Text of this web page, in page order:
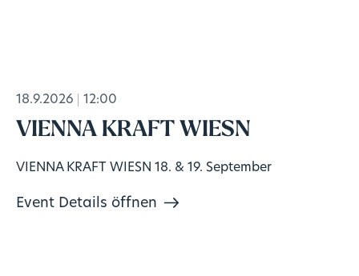
18.9.2026 12:00
VIENNA KRAFT WIESN
VIENNA KRAFT WIESN 18. & 19. September
Event Details öffnen